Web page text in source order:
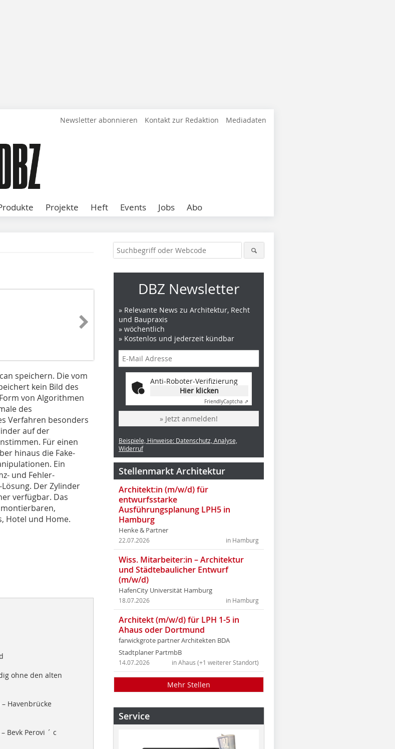
Newsletter abonnieren Kontakt zur Redaktion Mediadaten
Projekte Heft Events Jobs Abo
speichern. Die vom
kein Bild des
von Algorithmen
des
Verfahren besonders
auf der
Für einen
hinaus die Fake-
Ein
und Fehler-
Lösung. Der Zylinder
verfügbar. Das
Hotel und Home.
ohne den alten
Havenbrücke
Bevk Perovi ´ c
DBZ Newsletter
» Relevante News zu Architektur, Recht
und Baupraxis
» wöchentlich
» Kostenlos und jederzeit kündbar
Anti-Roboter-Verifizierung
Hier klicken
FriendlyCaptcha ⇗
» Jetzt anmelden!
Beispiele, Hinweise: Datenschutz, Analyse,
Widerruf
Stellenmarkt Architektur
Architekt:in (m/w/d) für
entwurfsstarke
Ausführungsplanung LPH5 in
Hamburg
Henke & Partner
in Hamburg
22.07.2026
Wiss. Mitarbeiter:in – Architektur
und Städtebaulicher Entwurf
(m/w/d)
HafenCity Universität Hamburg
in Hamburg
18.07.2026
Architekt (m/w/d) für LPH 1-5 in
Ahaus oder Dortmund
farwickgrote partner Architekten BDA
Stadtplaner PartmbB
in Ahaus (+1 weiterer Standort)
14.07.2026
Mehr Stellen
Service